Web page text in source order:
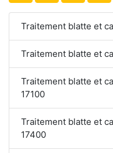
Traitement blatte et
Traitement blatte et
Traitement blatte et
17100
Traitement blatte et
17400